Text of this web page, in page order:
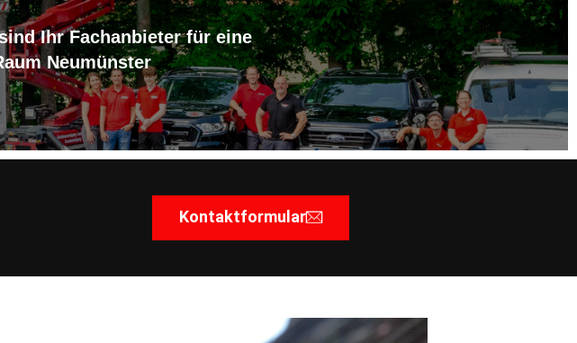
Ihr Fachanbieter für eine
Neumünster
Kontaktformular